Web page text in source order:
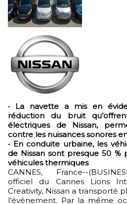
• La navette a mis en
réduction du bruit
électriques de Nissan,
contre les nuisances sonores
• En conduite urbaine, les
de Nissan sont presque 50 %
véhicules thermiques
CANNES, France--
officiel du Cannes Lions
Creativity, Nissan a transporté
l’événement. Par la même